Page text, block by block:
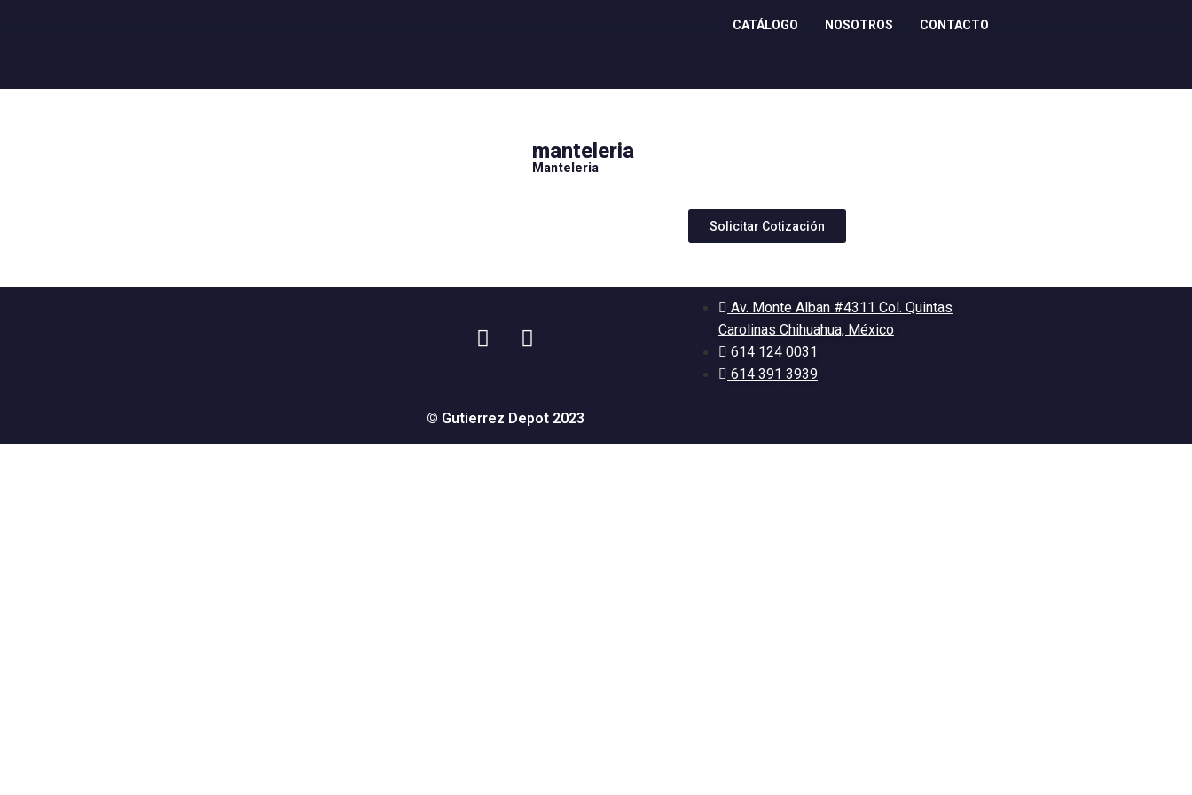
CATÁLOGO NOSOTROS CONTACTO
manteleria
Manteleria
Solicitar Cotización
Av. Monte Alban #4311 Col. Quintas
Carolinas Chihuahua, México
614 124 0031
614 391 3939
© Gutierrez Depot 2023